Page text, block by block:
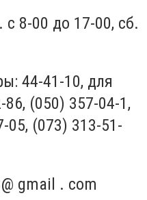
8-00 до 17-00, сб.
44-41-10, для
(050) 357-04-1,
05, (073) 313-51-
gmail . com